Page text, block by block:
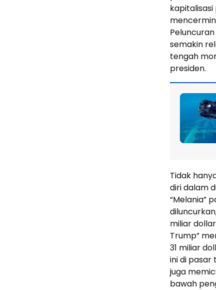
kapitalisasi
semakin
tengah
presiden.
Tidak
diri dalam
“Melania”
miliar
Trump”
31 miliar
ini di pasar
juga
bawah